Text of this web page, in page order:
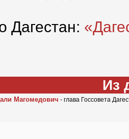
Дагестан:
Из
Магомедович - глава Госсовета